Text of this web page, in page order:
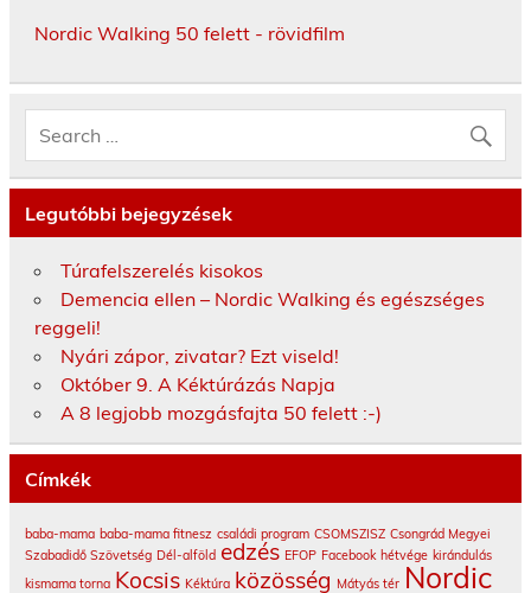
Nordic Walking 50 felett - rövidfilm
Legutóbbi bejegyzések
Túrafelszerelés kisokos
Demencia ellen – Nordic Walking és egészséges
reggeli!
Nyári zápor, zivatar? Ezt viseld!
Október 9. A Kéktúrázás Napja
A 8 legjobb mozgásfajta 50 felett :-)
Címkék
baba-mama baba-mama fitnesz családi program CSOMSZISZ Csongrád Megyei
Szabadidő Szövetség Dél-alföld edzés EFOP Facebook hétvége kirándulás
kismama torna Kocsis Kéktúra közösség Mátyás tér Nordic